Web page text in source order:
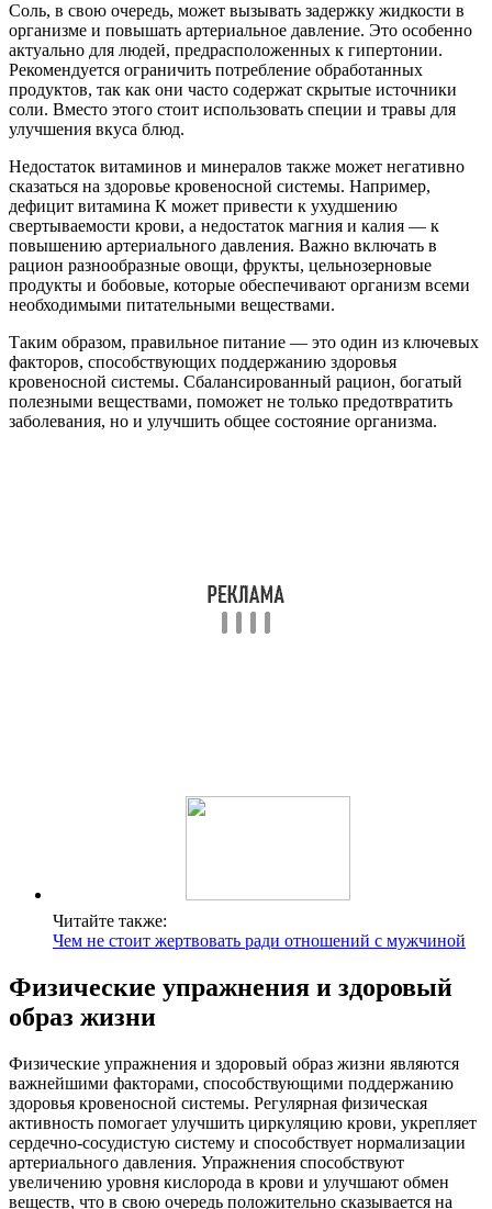
Соль, в свою очередь, может вызывать задержку жидкости в
организме и повышать артериальное давление. Это особенно
актуально для людей, предрасположенных к гипертонии.
Рекомендуется ограничить потребление обработанных
продуктов, так как они часто содержат скрытые источники
соли. Вместо этого стоит использовать специи и травы для
улучшения вкуса блюд.
Недостаток витаминов и минералов также может негативно
сказаться на здоровье кровеносной системы. Например,
дефицит витамина К может привести к ухудшению
свертываемости крови, а недостаток магния и калия — к
повышению артериального давления. Важно включать в
рацион разнообразные овощи, фрукты, цельнозерновые
продукты и бобовые, которые обеспечивают организм всеми
необходимыми питательными веществами.
Таким образом, правильное питание — это один из ключевых
факторов, способствующих поддержанию здоровья
кровеносной системы. Сбалансированный рацион, богатый
полезными веществами, поможет не только предотвратить
заболевания, но и улучшить общее состояние организма.
Читайте также:
Чем не стоит жертвовать ради отношений с мужчиной
Физические упражнения и здоровый
образ жизни
Физические упражнения и здоровый образ жизни являются
важнейшими факторами, способствующими поддержанию
здоровья кровеносной системы. Регулярная физическая
активность помогает улучшить циркуляцию крови, укрепляет
сердечно-сосудистую систему и способствует нормализации
артериального давления. Упражнения способствуют
увеличению уровня кислорода в крови и улучшают обмен
веществ, что в свою очередь положительно сказывается на